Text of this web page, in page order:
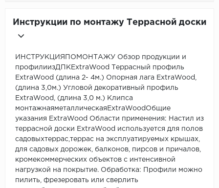
Инструкции по монтажу Террасной доски
ИНСТРУКЦИЯПОМОНТАЖУ Обзор продукции и
профилиизДПКExtraWood Террасный профиль
ExtraWood (длина 2- 4м.) Опорная лага ExtraWood,
(длина 3,0м.) Угловой декоративный профиль
ExtraWood, (длина 3,0 м.) Клипса
монтажнаяметаллическаяExtraWoodОбщие
указания ExtraWood Области применения: Настил из
террасной доски ExtraWood используется для полов
садовыхтеррас,террас на эксплуатируемых крышах,
для садовых дорожек, балконов, пирсов и причалов,
кромекоммерческих объектов с интенсивной
нагрузкой на покрытие. Обработка: Профили можно
пилить, фрезеровать или сверлить